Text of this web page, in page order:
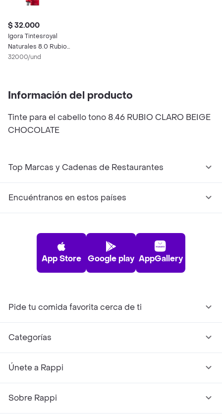
$ 32.000
Igora Tintesroyal
Naturales 8.0 Rubio
Claro De 60G
32000/und
Información del producto
Tinte para el cabello tono 8.46 RUBIO CLARO BEIGE
CHOCOLATE
Top Marcas y Cadenas de Restaurantes
Encuéntranos en estos países
App Store Google play AppGallery
Pide tu comida favorita cerca de ti
Categorías
Únete a Rappi
Sobre Rappi